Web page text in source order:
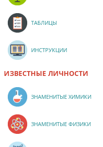
ТАБЛИЦЫ
ИНСТРУКЦИИ
ИЗВЕСТНЫЕ ЛИЧНОСТИ
ЗНАМЕНИТЫЕ ХИМИКИ
ЗНАМЕНИТЫЕ ФИЗИКИ